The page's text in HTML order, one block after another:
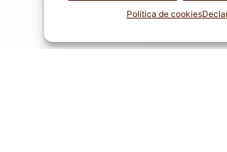
Política de cookies